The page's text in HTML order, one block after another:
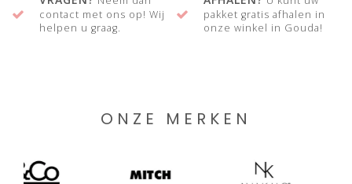
contact met ons op! Wij
helpen u graag.
pakket gratis afhalen in
onze winkel in Gouda!
ONZE MERKEN